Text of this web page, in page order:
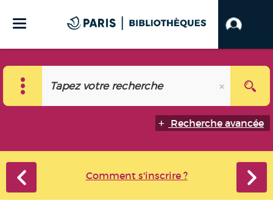
Recherche avancée
Comment s'inscrire ?